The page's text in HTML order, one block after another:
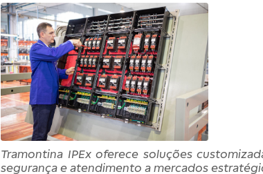
Tramontina IPEx oferece soluções
segurança e atendimento a mercados